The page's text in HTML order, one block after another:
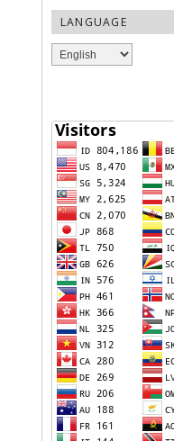
LANGUAGE